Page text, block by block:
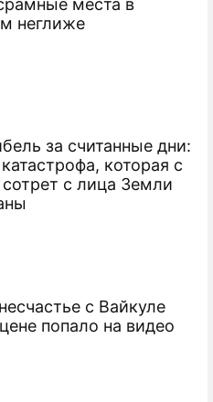
неглиже
за считанные дни:
которая с
с лица Земли
с Вайкуле
попало на видео
На Украине
припечатала
чудовищные